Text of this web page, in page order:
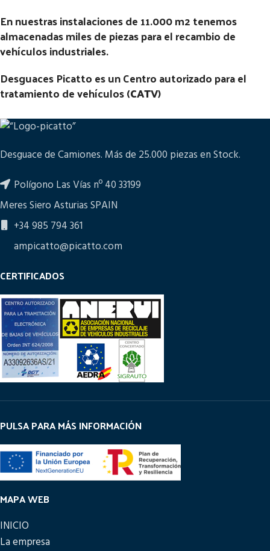
En nuestras instalaciones de 11.000 m2 tenemos
almacenadas miles de piezas para el recambio de
vehículos industriales.
Desguaces Picatto es un Centro autorizado para el
tratamiento de vehículos (CATV)
Desguace de Camiones. Más de 25.000 piezas en Stock.
Polígono Las Vías nº 40 33199
Meres Siero Asturias SPAIN
+34 985 794 361
ampicatto@picatto.com
CERTIFICADOS
PULSA PARA MÁS INFORMACIÓN
MAPA WEB
INICIO
La empresa